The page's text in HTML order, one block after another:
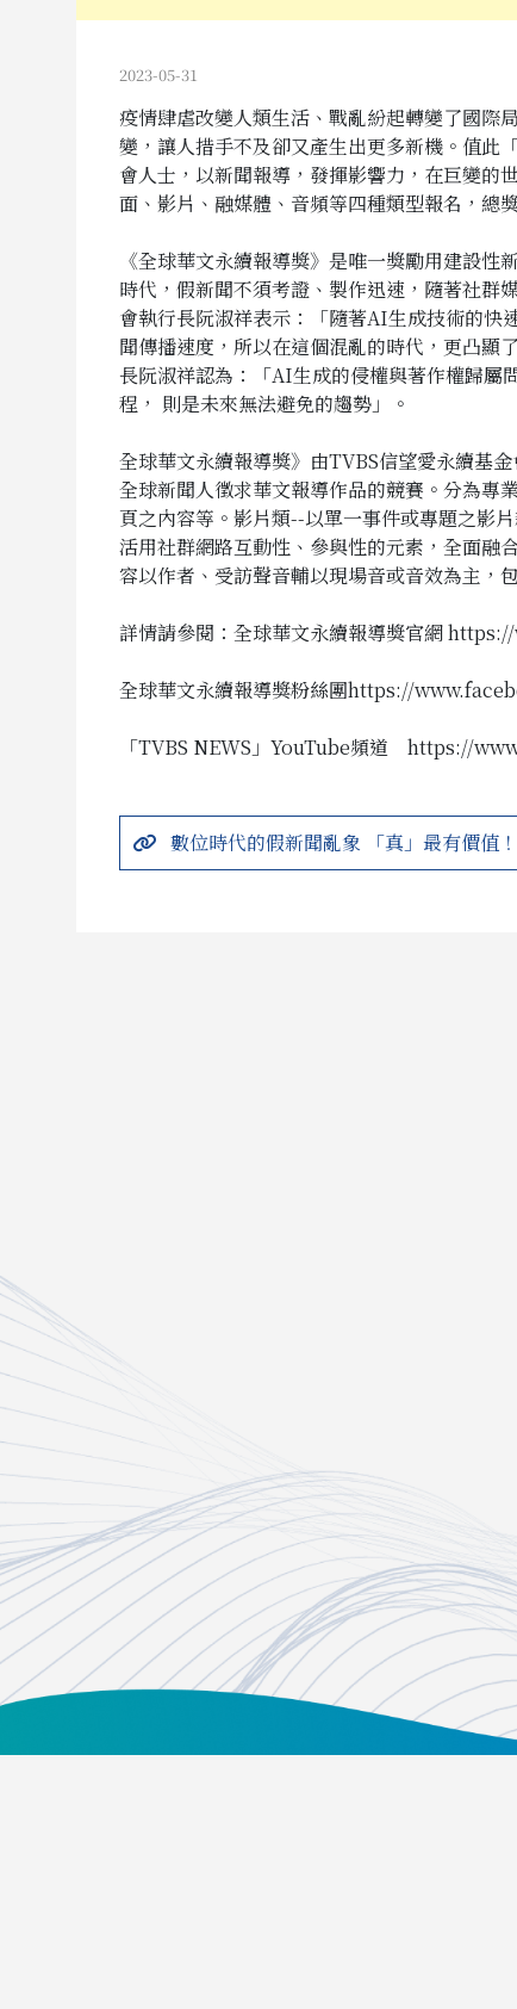
2023-05-31
疫情肆虐改變人類生活、戰亂紛起轉變了國
變，讓人措手不及卻又產生出更多新機。值此
會人士，以新聞報導，發揮影響力，在巨變的
面、影片、融媒體、音頻等四種類型報名，總
《全球華文永續報導獎》是唯一獎勵用建設
時代，假新聞不須考證、製作迅速，隨著社群
會執行長阮淑祥表示：「隨著AI生成技術的快
聞傳播速度，所以在這個混亂的時代，更凸顯
長阮淑祥認為：「AI生成的侵權與著作權歸屬
程， 則是未來無法避免的趨勢」。
全球華文永續報導獎》由TVBS信望愛永續基
全球新聞人徵求華文報導作品的競賽。分為專
頁之內容等。影片類--以單一事件或專題之影
活用社群網路互動性、參與性的元素，全面
容以作者、受訪聲音輔以現場音或音效為主，
詳情請參閱：全球華文永續報導獎官網
全球華文永續報導獎粉絲團https://
「TVBS NEWS」YouTube頻道https://
數位時代的假新聞亂象 「真」最有價值